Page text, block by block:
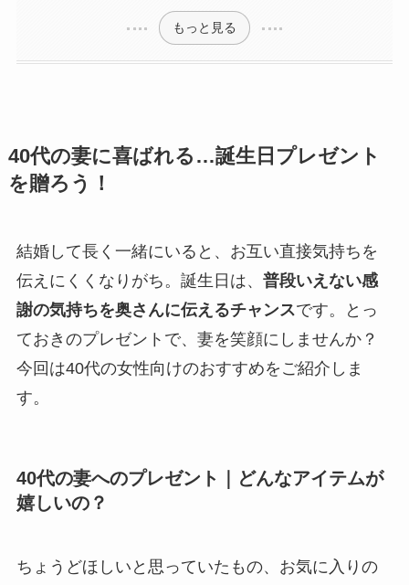
もっと見る
40代の妻に喜ばれる…誕生日プレゼント
を贈ろう！
結婚して長く一緒にいると、お互い直接気持ちを
伝えにくくなりがち。誕生日は、 普段いえない感
謝の気持ちを奥さんに伝えるチャンスです。とっ
ておきのプレゼントで、妻を笑顔にしませんか？
今回は40代の女性向けのおすすめをご紹介しま
す。
40代の妻へのプレゼント｜どんなアイテムが
嬉しいの？
ちょうどほしいと思っていたもの、お気に入りの